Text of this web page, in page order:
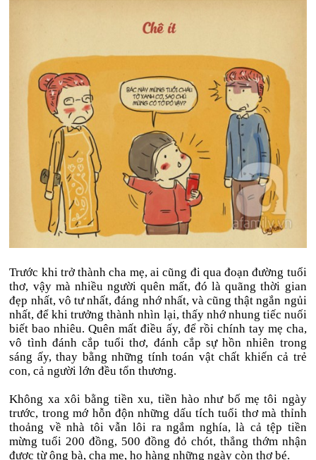
Trước khi trở thành cha mẹ, ai cũng đi qua đoạn đường tuổi
thơ, vậy mà nhiều người quên mất, đó là quãng thời gian
đẹp nhất, vô tư nhất, đáng nhớ nhất, và cũng thật ngắn ngủi
nhất, để khi trưởng thành nhìn lại, thấy nhớ nhung tiếc nuối
biết bao nhiêu. Quên mất điều ấy, để rồi chính tay mẹ cha,
vô tình đánh cắp tuổi thơ, đánh cắp sự hồn nhiên trong
sáng ấy, thay bằng những tính toán vật chất khiến cả trẻ
con, cả người lớn đều tổn thương.
Không xa xôi bằng tiền xu, tiền hào như bố mẹ tôi ngày
trước, trong mớ hỗn độn những dấu tích tuổi thơ mà thỉnh
thoảng về nhà tôi vẫn lôi ra ngắm nghía, là cả tệp tiền
mừng tuổi 200 đồng, 500 đồng đỏ chót, thẳng thớm nhận
được từ ông bà, cha mẹ, họ hàng những ngày còn thơ bé.